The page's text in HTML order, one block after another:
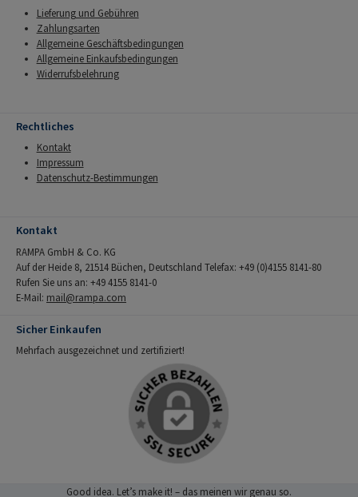
Lieferung und Gebühren
Zahlungsarten
Allgemeine Geschäftsbedingungen
Allgemeine Einkaufsbedingungen
Widerrufsbelehrung
Rechtliches
Kontakt
Impressum
Datenschutz-Bestimmungen
Kontakt
RAMPA GmbH & Co. KG
Auf der Heide 8, 21514 Büchen, Deutschland Telefax: +49 (0)4155 8141-80
Rufen Sie uns an: +49 4155 8141-0
E-Mail: mail@rampa.com
Sicher Einkaufen
Mehrfach ausgezeichnet und zertifiziert!
Good idea. Let’s make it! – das meinen wir genau so.